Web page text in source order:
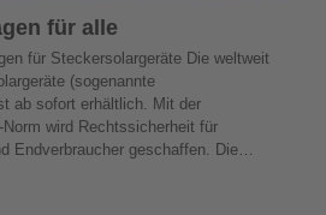
für alle
für Steckersolargeräte Die weltweit
(sogenannte
ab sofort erhältlich. Mit der
wird Rechtssicherheit für
Endverbraucher geschaffen. Die…